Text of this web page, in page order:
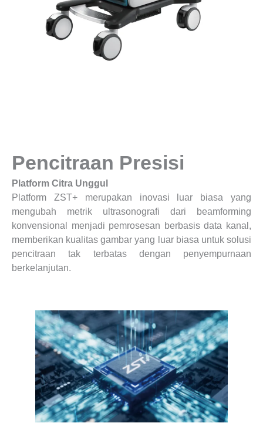
Pencitraan Presisi
Platform Citra Unggul
Platform ZST+ merupakan inovasi luar biasa yang
mengubah metrik ultrasonografi dari beamforming
konvensional menjadi pemrosesan berbasis data kanal,
memberikan kualitas gambar yang luar biasa untuk solusi
pencitraan tak terbatas dengan penyempurnaan
berkelanjutan.